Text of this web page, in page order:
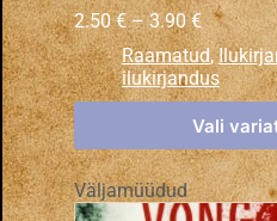
2.50€ – 3.90€
Raamatud,
ilukirjandus
Vali
Väljamüüdud